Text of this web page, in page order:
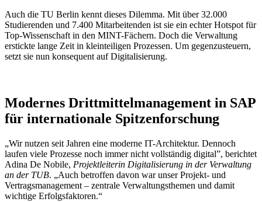
Auch die TU Berlin kennt dieses Dilemma. Mit über 32.000
Studierenden und 7.400 Mitarbeitenden ist sie ein echter Hotspot für
Top-Wissenschaft in den MINT-Fächern. Doch die Verwaltung
erstickte lange Zeit in kleinteiligen Prozessen. Um gegenzusteuern,
setzt sie nun konsequent auf Digitalisierung.
Modernes Drittmittelmanagement in SAP
für internationale Spitzenforschung
„Wir nutzen seit Jahren eine moderne IT-Architektur. Dennoch
laufen viele Prozesse noch immer nicht vollständig digital”, berichtet
Adina De Nobile, Projektleiterin Digitalisierung in der Verwaltung
an der TUB. „Auch betroffen davon war unser Projekt- und
Vertragsmanagement – zentrale Verwaltungsthemen und damit
wichtige Erfolgsfaktoren.“